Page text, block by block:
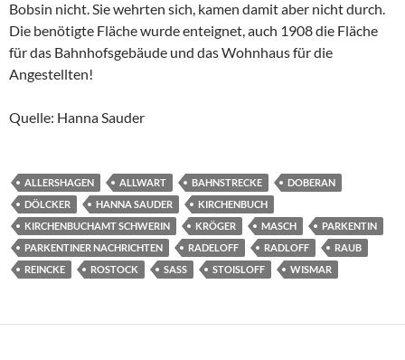
Bobsin nicht. Sie wehrten sich, kamen damit aber nicht durch.
Die benötigte Fläche wurde enteignet, auch 1908 die Fläche
für das Bahnhofsgebäude und das Wohnhaus für die
Angestellten!
Quelle: Hanna Sauder
ALLERSHAGEN ALLWART BAHNSTRECKE
DOBERAN
DÖLCKER
HANNA SAUDER
KIRCHENBUCH
KIRCHENBUCHAMT SCHWERIN
KRÖGER MASCH
PARKENTIN
PARKENTINER NACHRICHTEN
RADELOFF RADLOFF
RAUB
REINCKE
ROSTOCK SASS STOISLOFF WISMAR